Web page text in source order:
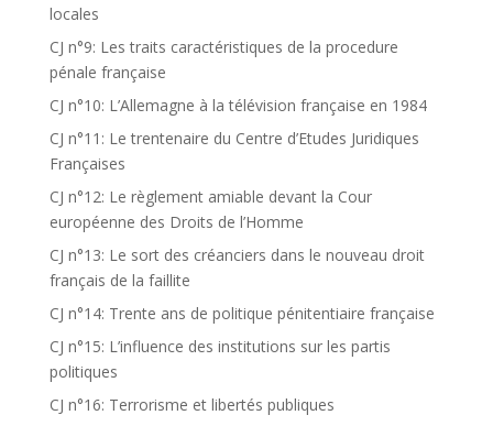
locales
CJ n°9: Les traits caractéristiques de la procedure
pénale française
CJ n°10: L’Allemagne à la télévision française en 1984
CJ n°11: Le trentenaire du Centre d’Etudes Juridiques
Françaises
CJ n°12: Le règlement amiable devant la Cour
européenne des Droits de l’Homme
CJ n°13: Le sort des créanciers dans le nouveau droit
français de la faillite
CJ n°14: Trente ans de politique pénitentiaire française
CJ n°15: L’influence des institutions sur les partis
politiques
CJ n°16: Terrorisme et libertés publiques